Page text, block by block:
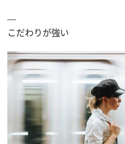
こだわりが強い